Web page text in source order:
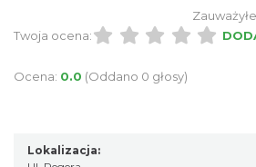
60-lecie Turystycznego
Twoja ocena:
Ocena: 0.0 (Oddano 0 głosy)
Lokalizacja: